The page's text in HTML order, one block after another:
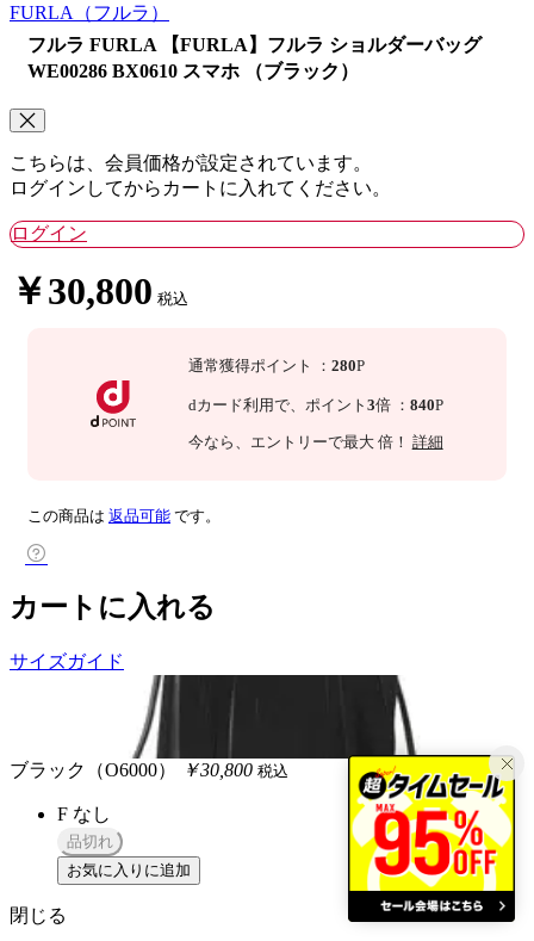
FURLA
（フルラ）
フルラ FURLA 【FURLA】フルラ ショルダーバッグ
WE00286 BX0610 スマホ （ブラック）
こちらは、会員価格が設定されています。
ログインしてからカートに入れてください。
ログイン
￥30,800 税込
通常獲得ポイント ： 280P
dカード利用で、 ポイント 3倍 ： 840P
今なら 、エントリーで最大 倍！ 詳細
この商品は 返品可能 です。
カートに入れる
サイズガイド
ブラック（O6000） ￥30,800 税込
F なし
品切れ
お気に入りに追加
閉じる